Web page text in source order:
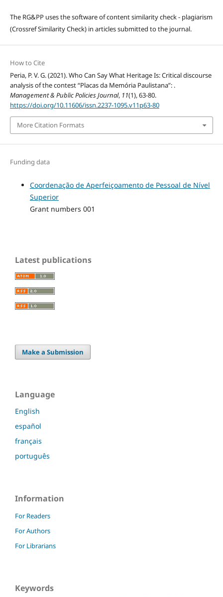
The RG&PP uses the software of content similarity check - plagiarism
(Crossref Similarity Check) in articles submitted to the journal.
How to Cite
Peria, P. V. G. (2021). Who Can Say What Heritage Is: Critical discourse
analysis of the contest “Placas da Memória Paulistana”: .
Management & Public Policies Journal, 11(1), 63-80.
https://doi.org/10.11606/issn.2237-1095.v11p63-80
More Citation Formats
Funding data
Coordenação de Aperfeiçoamento de Pessoal de Nível
Superior
Grant numbers 001
Latest publications
Make a Submission
Language
English
español
français
português
Information
For Readers
For Authors
For Librarians
Keywords